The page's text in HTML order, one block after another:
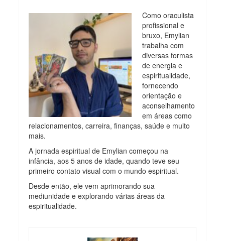
Como oraculista
profissional e
bruxo, Emylian
trabalha com
diversas formas
de energia e
espiritualidade,
fornecendo
orientação e
aconselhamento
em áreas como
relacionamentos, carreira, finanças, saúde e muito
mais.
A jornada espiritual de Emylian começou na
infância, aos 5 anos de idade, quando teve seu
primeiro contato visual com o mundo espiritual.
Desde então, ele vem aprimorando sua
mediunidade e explorando várias áreas da
espiritualidade.